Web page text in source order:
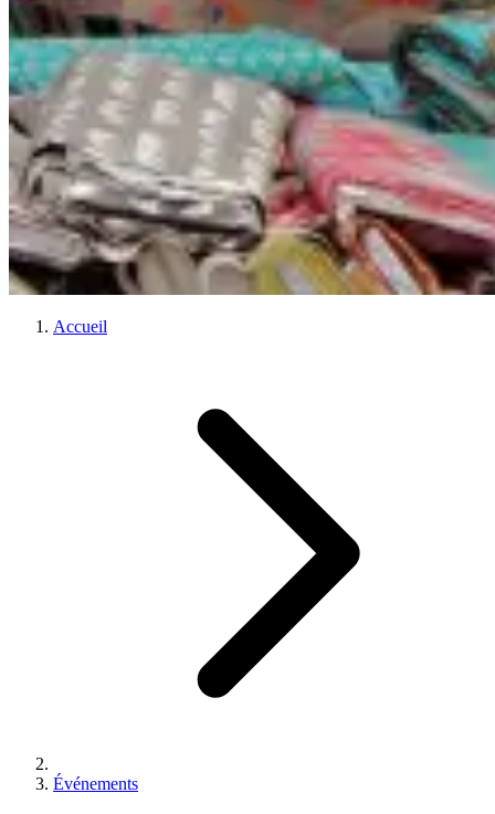
Accueil
Événements